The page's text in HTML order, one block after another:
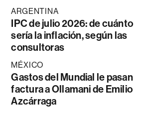
ARGENTINA
IPC de julio 2026: de cuánto
sería la inflación, según las
consultoras
MÉXICO
Gastos del Mundial le pasan
factura a Ollamani de Emilio
Azcárraga